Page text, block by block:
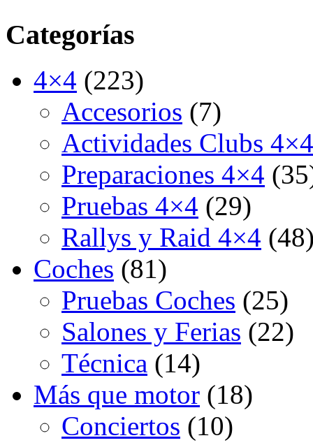
Categorías
4×4 (223)
Accesorios (7)
Actividades Clubs 4×4
Preparaciones 4×4
Pruebas 4×4 (29)
Rallys y Raid 4×4
Coches (81)
Pruebas Coches (25)
Salones y Ferias (22)
Técnica (14)
Más que motor (18)
Conciertos (10)